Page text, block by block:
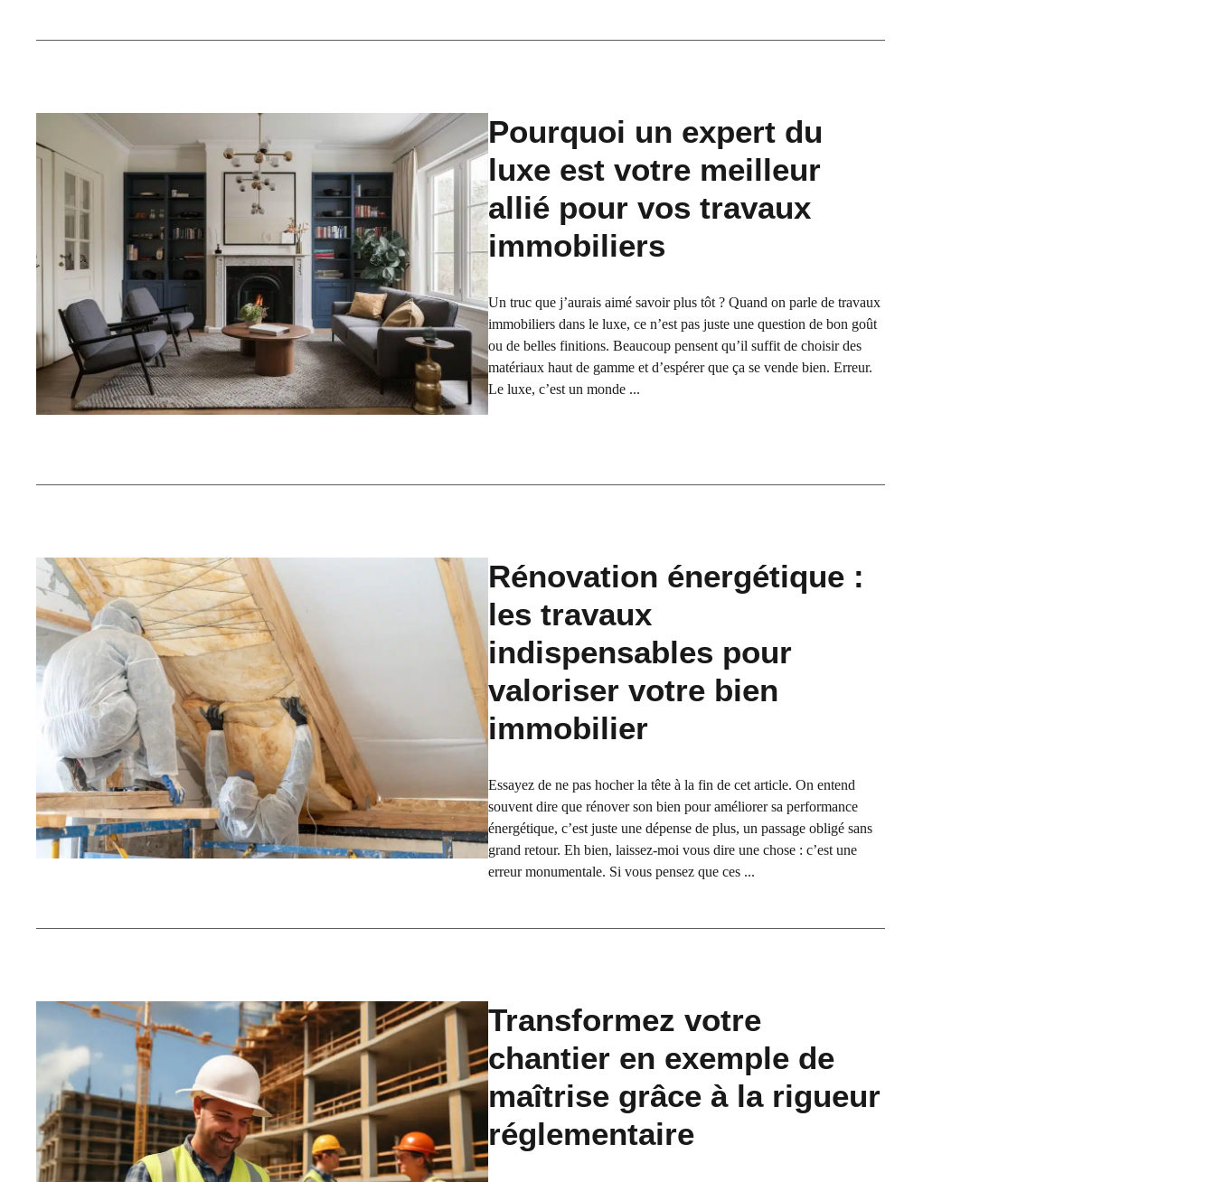
Pourquoi un expert du
luxe est votre meilleur
allié pour vos travaux
immobiliers
Un truc que j’aurais aimé savoir plus tôt ? Quand on parle de travaux
immobiliers dans le luxe, ce n’est pas juste une question de bon goût
ou de belles finitions. Beaucoup pensent qu’il suffit de choisir des
matériaux haut de gamme et d’espérer que ça se vende bien. Erreur.
Le luxe, c’est un monde ...
Rénovation énergétique :
les travaux
indispensables pour
valoriser votre bien
immobilier
Essayez de ne pas hocher la tête à la fin de cet article. On entend
souvent dire que rénover son bien pour améliorer sa performance
énergétique, c’est juste une dépense de plus, un passage obligé sans
grand retour. Eh bien, laissez-moi vous dire une chose : c’est une
erreur monumentale. Si vous pensez que ces ...
Transformez votre
chantier en exemple de
maîtrise grâce à la rigueur
réglementaire